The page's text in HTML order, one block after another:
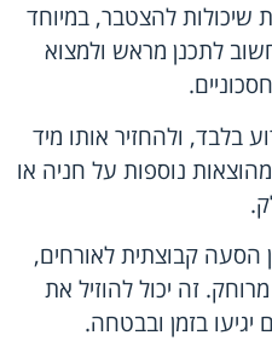
להצטבר, במיוחד
לתכנן מראש ולמצוא
בלבד, ולהחזיר אותו מיד
נוספות על חניה או
הסעה קבוצתית לאורחים,
זה יכול להוזיל את
יגיעו בזמן ובבטחה.